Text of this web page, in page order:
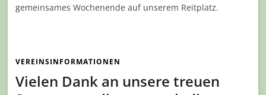
gemeinsames Wochenende auf unserem Reitplatz.
VEREINSINFORMATIONEN
Vielen Dank an unsere treuen